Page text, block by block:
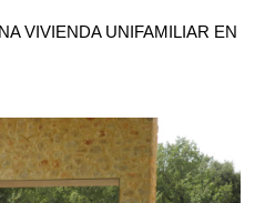
VIVIENDA UNIFAMILIAR EN